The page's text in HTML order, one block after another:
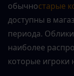
обычностарые
доступны в
периода.
наиболее
которые игроки